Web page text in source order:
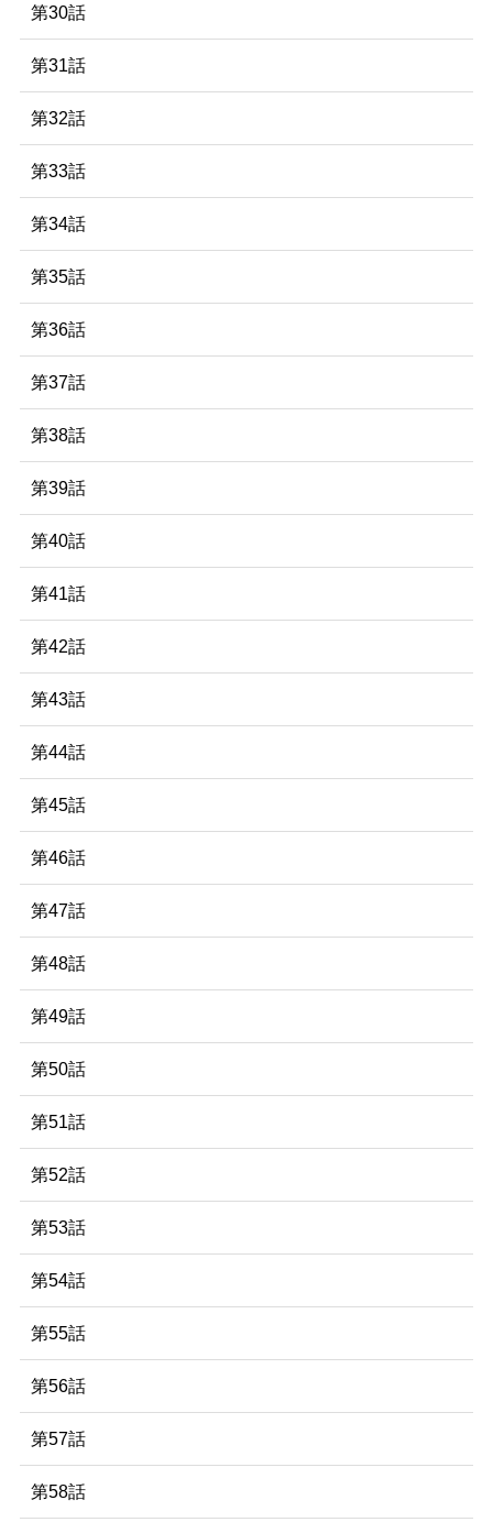
第30話
第31話
第32話
第33話
第34話
第35話
第36話
第37話
第38話
第39話
第40話
第41話
第42話
第43話
第44話
第45話
第46話
第47話
第48話
第49話
第50話
第51話
第52話
第53話
第54話
第55話
第56話
第57話
第58話